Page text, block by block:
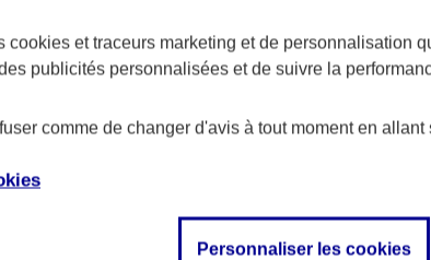
cookies et traceurs marketing et de personnalisation
publicités personnalisées et de suivre la
comme de changer d'avis à tout moment en allant
Personnaliser les cookies